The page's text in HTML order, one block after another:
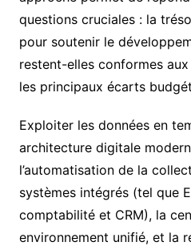
questions cruciales : la
pour soutenir le
restent-elles conformes
les principaux écarts
Exploiter les données en
architecture digitale
l’automatisation de la
systèmes intégrés (tel que
comptabilité et CRM), la
environnement unifié, et la